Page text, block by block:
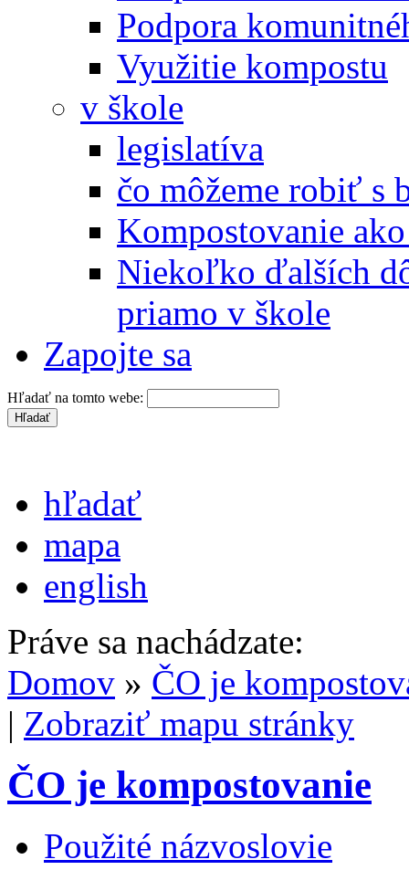
Podpora
Využitie kompostu
v škole
legislatíva
čo môžeme robiť s
Kompostovanie
Niekoľko ďalších
priamo v škole
Zapojte sa
Hľadať na tomto webe:
hľadať
mapa
english
Práve sa nachádzate:
Domov » ČO je
| Zobraziť mapu stránky
ČO je kompostovanie
Použité názvoslovie